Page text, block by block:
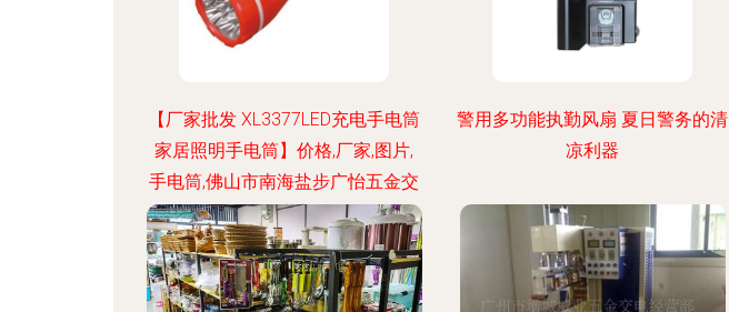
【厂家批发 XL3377LED充电手电筒
家居照明手电筒】价格,厂家,图片,
手电筒,佛山市南海盐步广怡五金交
电经营部-
警用多功能执勤风扇 夏日警务的清
凉利器